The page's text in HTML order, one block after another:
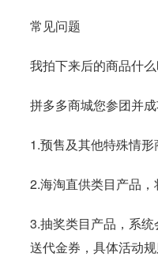
常见问题
我拍下来后的商品什
拼多多商城您参团并
1.预售及其他特殊情
2.海淘直供类目产品
3.抽奖类目产品，系
送代金券，具体活动